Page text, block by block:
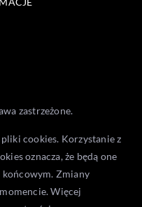
zastrzeżone.
cookies. Korzystanie z
oznacza, że będą one
końcowym. Zmiany
Więcej